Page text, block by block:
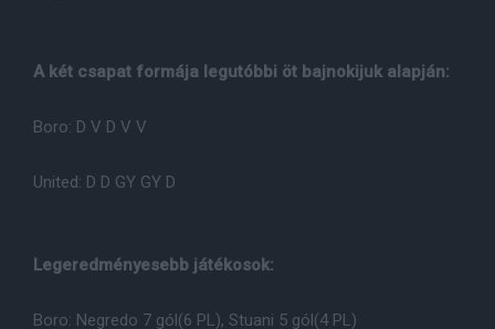
A két csapat formája legutóbbi öt bajnokijuk alapján:
Boro: D V D V V
United: D D GY GY D
Legeredményesebb játékosok:
Boro: Negredo 7 gól(6 PL), Stuani 5 gól(4 PL)